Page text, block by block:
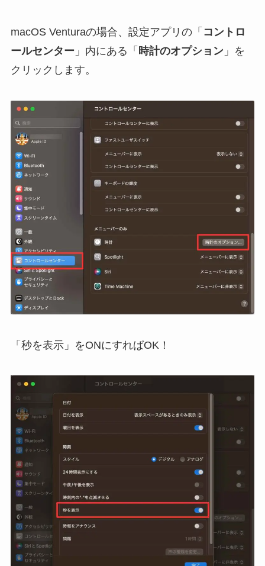
macOS Venturaの場合、設定アプリの「 コントロ
ールセンター 」内にある「 時計のオプション」を
クリックします。
「秒を表示」をONにすればOK！